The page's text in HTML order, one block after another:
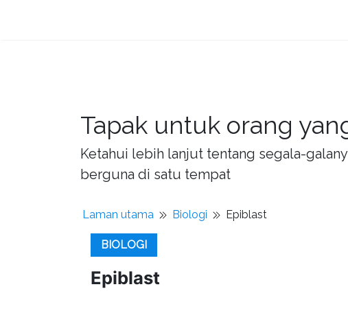
Tapak untuk orang
Ketahui lebih lanjut tentang segala-
berguna di satu tempat
Laman utama Biologi Epiblast
BIOLOGI
Epiblast